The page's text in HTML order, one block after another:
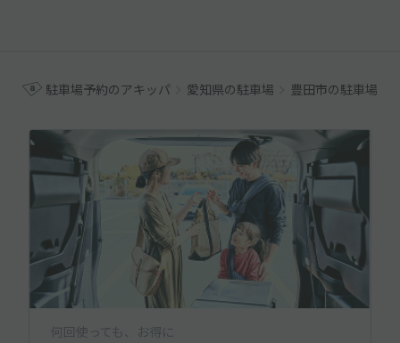
駐車場予約のアキッパ 愛知県の駐車場 豊田市の駐車場
何回使っても、お得に